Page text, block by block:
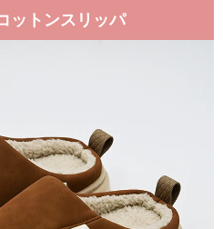
ットンスリッパ